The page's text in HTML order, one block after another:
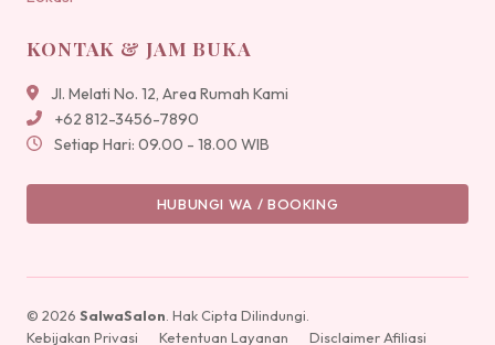
KONTAK & JAM BUKA
Jl. Melati No. 12, Area Rumah Kami
+62 812-3456-7890
Setiap Hari: 09.00 - 18.00 WIB
HUBUNGI WA / BOOKING
© 2026 SalwaSalon . Hak Cipta Dilindungi.
Kebijakan Privasi
Ketentuan Layanan Disclaimer Afiliasi